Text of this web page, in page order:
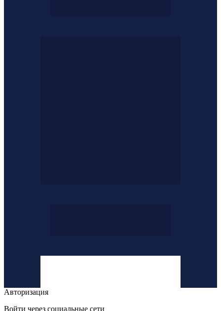
Авторизация
Войти через социальные сети